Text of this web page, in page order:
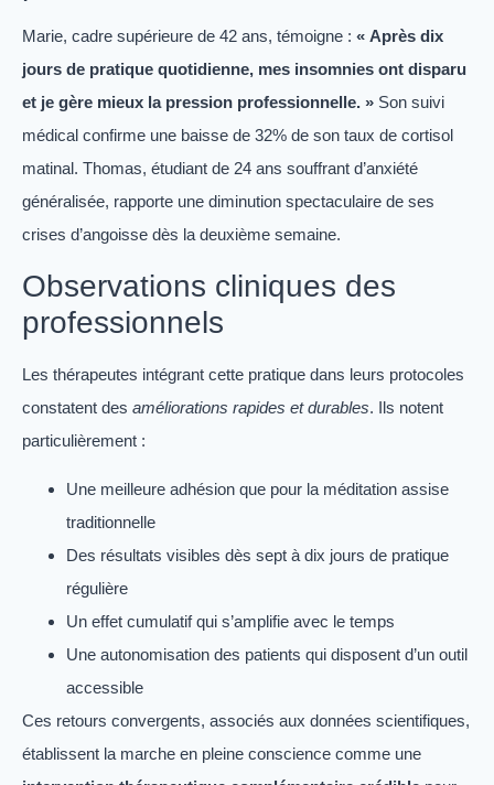
Marie, cadre supérieure de 42 ans, témoigne : « Après dix
jours de pratique quotidienne, mes insomnies ont disparu
et je gère mieux la pression professionnelle. » Son suivi
médical confirme une baisse de 32% de son taux de cortisol
matinal. Thomas, étudiant de 24 ans souffrant d’anxiété
généralisée, rapporte une diminution spectaculaire de ses
crises d’angoisse dès la deuxième semaine.
Observations cliniques des
professionnels
Les thérapeutes intégrant cette pratique dans leurs protocoles
constatent des améliorations rapides et durables. Ils notent
particulièrement :
Une meilleure adhésion que pour la méditation assise
traditionnelle
Des résultats visibles dès sept à dix jours de pratique
régulière
Un effet cumulatif qui s’amplifie avec le temps
Une autonomisation des patients qui disposent d’un outil
accessible
Ces retours convergents, associés aux données scientifiques,
établissent la marche en pleine conscience comme une